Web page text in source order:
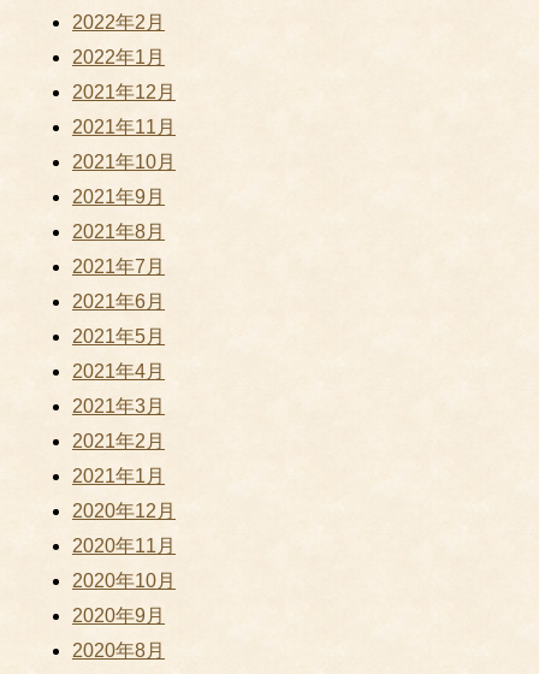
2022年2月
2022年1月
2021年12月
2021年11月
2021年10月
2021年9月
2021年8月
2021年7月
2021年6月
2021年5月
2021年4月
2021年3月
2021年2月
2021年1月
2020年12月
2020年11月
2020年10月
2020年9月
2020年8月